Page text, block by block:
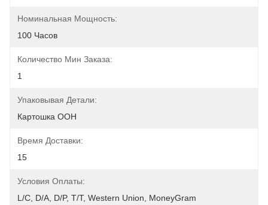
Номинальная Мощность:
100 Часов
Количество Мин Заказа:
1
Упаковывая Детали:
Картошка ООН
Время Доставки:
15
Условия Оплаты:
L/C, D/A, D/P, T/T, Western Union, MoneyGram